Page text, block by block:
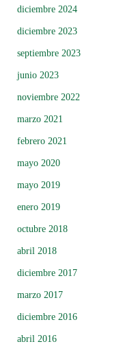
diciembre 2024
diciembre 2023
septiembre 2023
junio 2023
noviembre 2022
marzo 2021
febrero 2021
mayo 2020
mayo 2019
enero 2019
octubre 2018
abril 2018
diciembre 2017
marzo 2017
diciembre 2016
abril 2016